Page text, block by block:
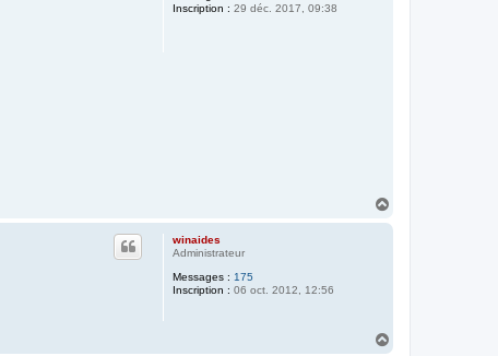
Inscription : 29 déc. 2017, 09:38
winaides
Administrateur
Messages : 175
Inscription : 06 oct. 2012, 12:56